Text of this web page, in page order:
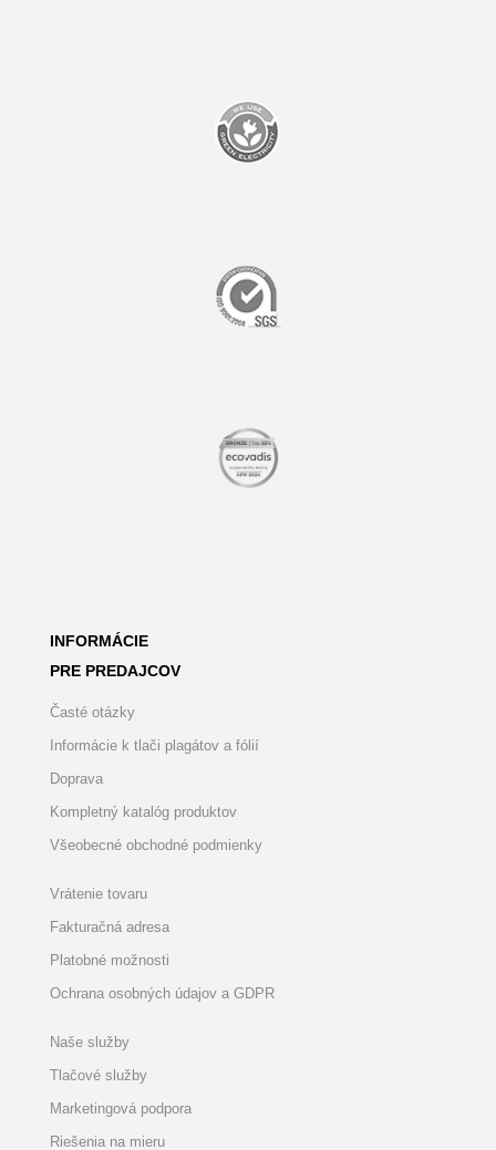
INFORMÁCIE
PRE PREDAJCOV
Časté otázky
Informácie k tlači plagátov a fólií
Doprava
Kompletný katalóg produktov
Všeobecné obchodné podmienky
Vrátenie tovaru
Fakturačná adresa
Platobné možnosti
Ochrana osobných údajov a GDPR
Naše služby
Tlačové služby
Marketingová podpora
Riešenia na mieru